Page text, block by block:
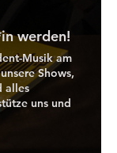
werden!
Musik am
Shows,
alles
uns und
it
Worte. Dass ein
Freund und
Mitglied unseres
Kollektivs beim
Wandern
verunglückt und